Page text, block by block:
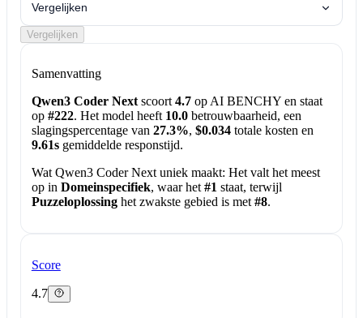
Vergelijken
Vergelijken
Samenvatting
Qwen3 Coder Nextscoort 4.7op AI BENCHY en staat
op #222. Het model heeft 10.0betrouwbaarheid, een
slagingspercentage van 27.3%, $0.034totale kosten en
9.61sgemiddelde responstijd.
Wat Qwen3 Coder Next uniek maakt: Het valt het meest
op in Domeinspecifiek, waar het #1 staat, terwijl
Puzzeloplossinghet zwakste gebied is met #8.
Score
4.7